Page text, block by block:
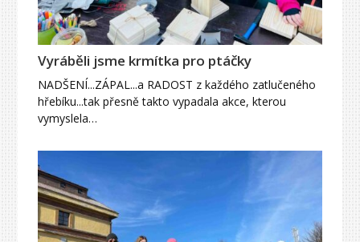
Vyráběli jsme krmítka pro ptáčky
NADŠENÍ...ZÁPAL...a RADOST z každého zatlučeného
hřebíku...tak přesně takto vypadala akce, kterou
vymyslela…